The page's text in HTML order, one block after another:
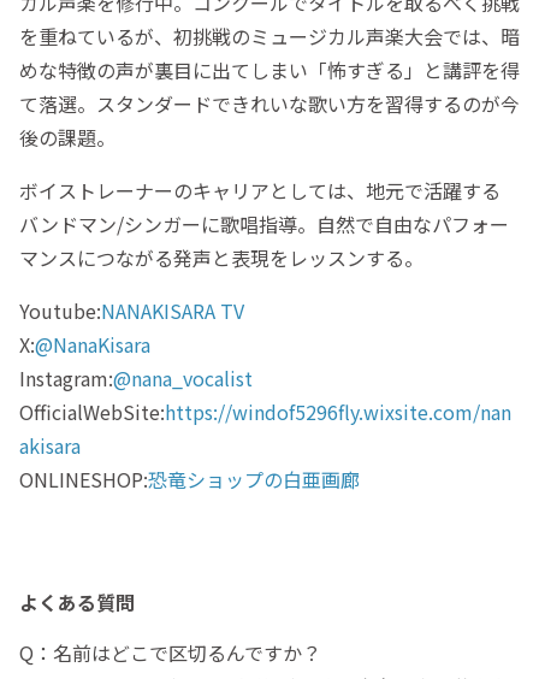
を重ねているが、初挑戦のミュージカル声楽大会では、暗
めな特徴の声が裏目に出てしまい「怖すぎる」と講評を得
て落選。スタンダードできれいな歌い方を習得するのが今
後の課題。
ボイストレーナーのキャリアとしては、地元で活躍する
バンドマン/シンガーに歌唱指導。自然で自由なパフォー
マンスにつながる発声と表現をレッスンする。
Youtube:NANAKISARA TV
X:@NanaKisara
Instagram:@nana_vocalist
OfficialWebSite:https://windof5296fly.wixsite.com/nan
akisara
ONLINESHOP:恐竜ショップの白亜画廊
よくある質問
Q：名前はどこで区切るんですか？